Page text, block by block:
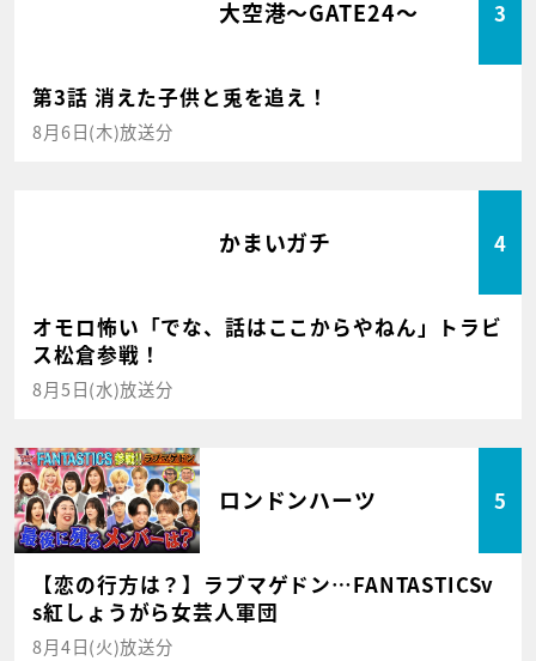
大空港～GATE24～ 3
第3話 消えた子供と兎を追え！
8月6日(木)放送分
かまいガチ 4
オモロ怖い「でな、話はここからやねん」トラビ
ス松倉参戦！
8月5日(水)放送分
ロンドンハーツ 5
【恋の行方は？】ラブマゲドン…FANTASTICSv
s紅しょうがら女芸人軍団
8月4日(火)放送分